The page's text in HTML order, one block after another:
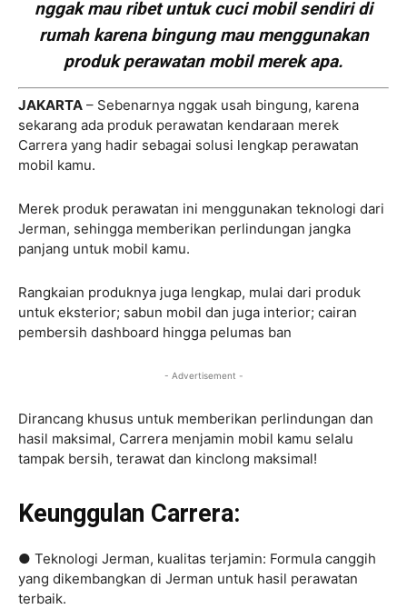
nggak mau ribet untuk cuci mobil sendiri di
rumah karena bingung mau menggunakan
produk perawatan mobil merek apa.
JAKARTA – Sebenarnya nggak usah bingung, karena
sekarang ada produk perawatan kendaraan merek
Carrera yang hadir sebagai solusi lengkap perawatan
mobil kamu.
Merek produk perawatan ini menggunakan teknologi dari
Jerman, sehingga memberikan perlindungan jangka
panjang untuk mobil kamu.
Rangkaian produknya juga lengkap, mulai dari produk
untuk eksterior; sabun mobil dan juga interior; cairan
pembersih dashboard hingga pelumas ban
- Advertisement -
Dirancang khusus untuk memberikan perlindungan dan
hasil maksimal, Carrera menjamin mobil kamu selalu
tampak bersih, terawat dan kinclong maksimal!
Keunggulan Carrera:
● Teknologi Jerman, kualitas terjamin: Formula canggih
yang dikembangkan di Jerman untuk hasil perawatan
terbaik.